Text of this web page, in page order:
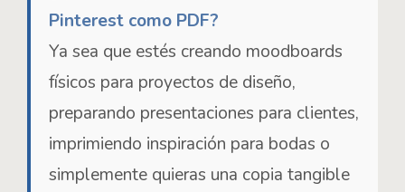
Pinterest como PDF?
Ya sea que estés creando moodboards
físicos para proyectos de diseño,
preparando presentaciones para clientes,
imprimiendo inspiración para bodas o
simplemente quieras una copia tangible